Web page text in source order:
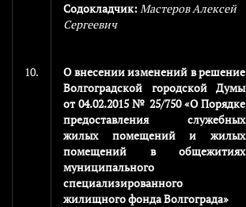
Содокладчик: Мастеров Алексей
Сергеевич
10.
О внесении изменений в решение
Волгоградской городской Думы
от 04.02.2015 № 25/750 «О Порядке
предоставления служебных
жилых помещений и жилых
помещений в общежитиях
муниципального
специализированного
жилищного фонда Волгограда»